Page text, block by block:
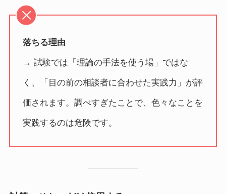
落ちる理由
→ 試験では「理論の手法を使う場」ではな
く、「目の前の相談者に合わせた実践力」が評
価されます。調べすぎたことで、色々なことを
実践するのは危険です。